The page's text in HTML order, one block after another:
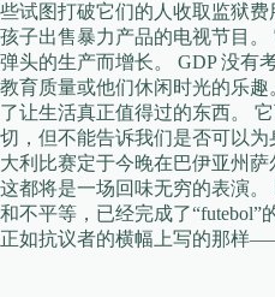
些试图打破它们的人收取监狱
孩子出售暴力产品的电视节目
弹头的生产而增长。 GDP 没有
教育质量或他们休闲时光的乐
了让生活真正值得过的东西。
切，但不能告诉我们是否可以
大利比赛定于今晚在巴伊亚州萨
这都将是一场回味无穷的表演
和不平等，已经完成了
正如抗议者的横幅上写的那样